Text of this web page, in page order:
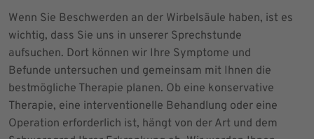
Wenn Sie Beschwerden an der Wirbelsäule haben, ist es
wichtig, dass Sie uns in unserer Sprechstunde
aufsuchen. Dort können wir Ihre Symptome und
Befunde untersuchen und gemeinsam mit Ihnen die
bestmögliche Therapie planen. Ob eine konservative
Therapie, eine interventionelle Behandlung oder eine
Operation erforderlich ist, hängt von der Art und dem